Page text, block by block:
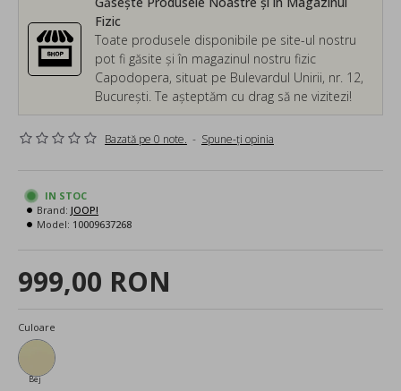
Fizic
Toate produsele disponibile pe site-ul nostru
pot fi găsite și în magazinul nostru fizic
Capodopera, situat pe Bulevardul Unirii, nr. 12,
București. Te așteptăm cu drag să ne vizitezi!
Bazată pe 0 note. - Spune-ţi opinia
999,00 RON
IN STOC
Brand: JOOP!
Model: 10009637268
Culoare
Bej